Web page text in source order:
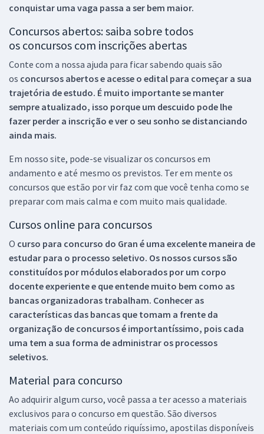
conquistar uma vaga passa a ser bem maior.
Concursos abertos: saiba sobre todos
os concursos com inscrições abertas
Conte com a nossa ajuda para ficar sabendo quais são
os concursos abertos e acesse o edital para começar a sua
trajetória de estudo. É muito importante se manter
sempre atualizado, isso porque um descuido pode lhe
fazer perder a inscrição e ver o seu sonho se distanciando
ainda mais.
Em nosso site, pode-se visualizar os concursos em
andamento e até mesmo os previstos. Ter em mente os
concursos que estão por vir faz com que você tenha como se
preparar com mais calma e com muito mais qualidade.
Cursos online para concursos
O curso para concurso do Gran é uma excelente maneira de
estudar para o processo seletivo. Os nossos cursos são
constituídos por módulos elaborados por um corpo
docente experiente e que entende muito bem como as
bancas organizadoras trabalham. Conhecer as
características das bancas que tomam a frente da
organização de concursos é importantíssimo, pois cada
uma tem a sua forma de administrar os processos
seletivos.
Material para concurso
Ao adquirir algum curso, você passa a ter acesso a materiais
exclusivos para o concurso em questão. São diversos
materiais com um conteúdo riquíssimo, apostilas disponíveis